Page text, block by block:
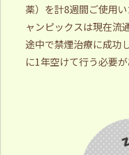
薬）を計8週間ご使用
ャンピックスは現在流
途中で禁煙治療に成功
に1年空けて行う必要が